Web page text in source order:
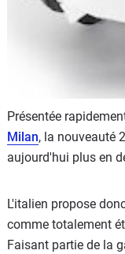
Présentée
Milan, la nouveauté
aujourd'hui plus en
L'italien propose
comme totalement
Faisant partie de la